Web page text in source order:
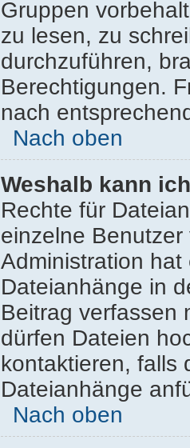
Gruppen
zu lesen, zu
durchzuführen,
Berechtigungen.
nach
Nach oben
Weshalb kann
Rechte für
einzelne
Administration
Dateianhänge in
Beitrag verfassen
dürfen Dateien
kontaktieren, falls
Dateianhänge
Nach oben